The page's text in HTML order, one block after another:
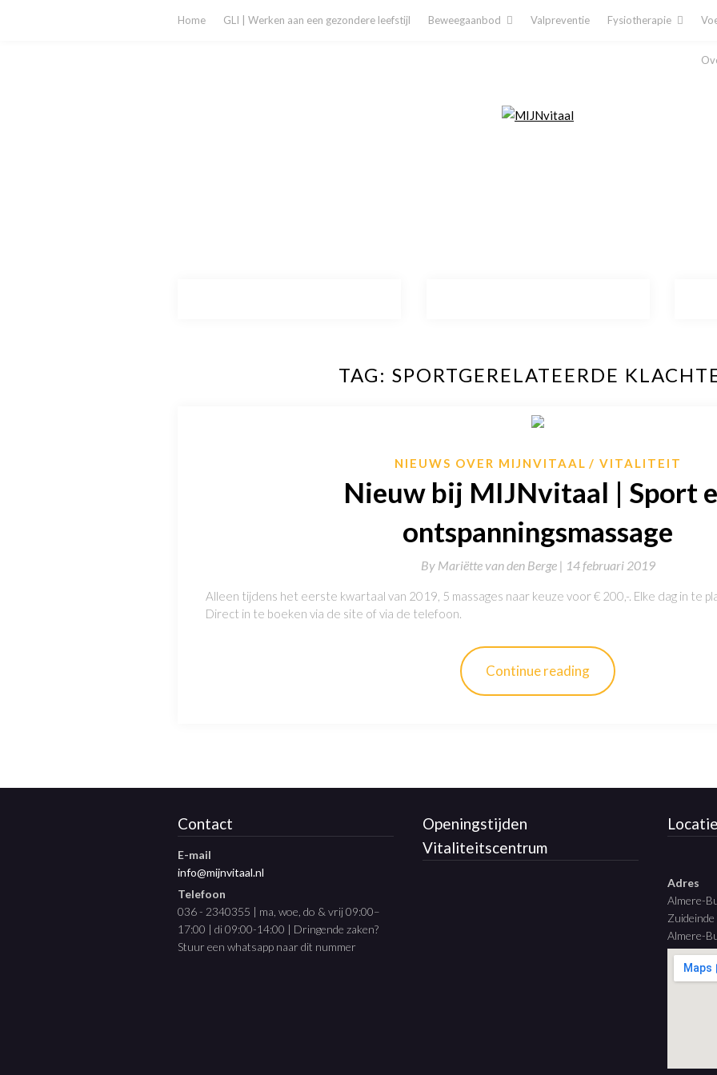
Home GLI | Werken aan een gezondere leefstijl Beweegaanbod Valpreventie Fysiotherapie
TAG: SPORTGERELATEERDE
NIEUWS OVER MIJNVITAAL VITALITEIT
Nieuw bij MIJNvitaal | Sport
ontspanningsmassage
By Mariëtte van den Berge | 14 februari 2019
Alleen tijdens het eerste kwartaal van 2019, 5 massages naar keuze voor € 200,-. Elke dag in te
Direct in te boeken via de site of via de telefoon.
Continue reading
Contact
E-mail
info@mijnvitaal.nl
Telefoon
036 - 2340355 | ma, woe, do & vrij 09:00–
17:00 | di 09:00-14:00 | Dringende zaken?
Stuur een whatsapp naar dit nummer
Openingstijden
Vitaliteitscentrum
Locatie
Adres
Almere-
Zuideinde
Almere-